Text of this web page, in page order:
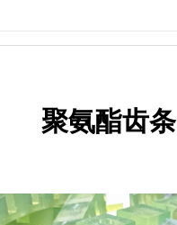
聚氨酯齿条